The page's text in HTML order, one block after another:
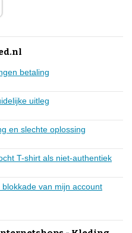
betaling
uitleg
en slechte oplossing
T-shirt als niet-authentiek
van mijn account